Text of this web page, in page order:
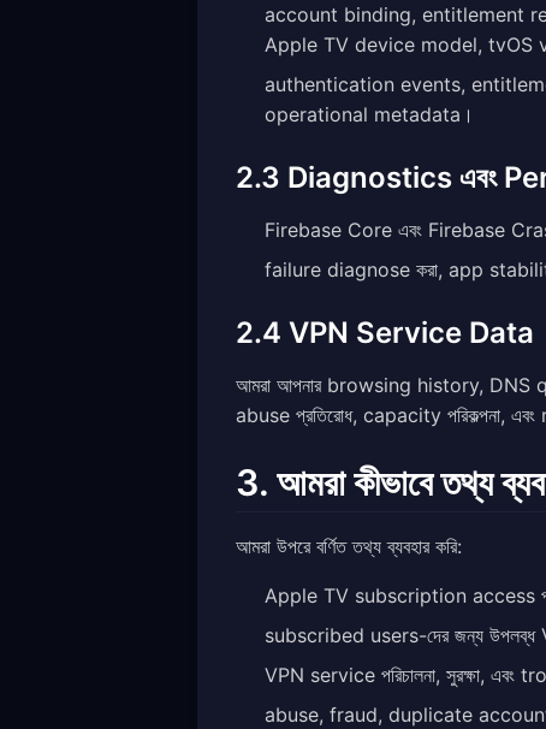
account binding, entitlement
Apple TV device model, tvOS
authentication events,
operational metadata।
2.3 Diagnostics এবং
Firebase Core এবং Firebase
failure diagnose করা, app
2.4 VPN Service Data
আমরা আপনার browsing history, DNS
abuse প্রতিরোধ, capacity পরিকল্পনা,
3. আমরা কীভাবে তথ্য
আমরা উপরে বর্ণিত তথ্য ব্যবহার করি:
Apple TV subscription access
subscribed users-দের জন্য উপলব্ধ
VPN service পরিচালনা, সুরক্ষা, এবং
abuse, fraud, duplicate